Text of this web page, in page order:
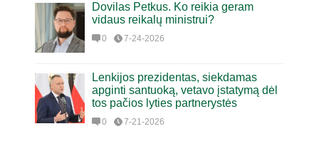
Dovilas Petkus. Ko reikia geram
vidaus reikalų ministrui?
0 7-24-2026
Lenkijos prezidentas, siekdamas
apginti santuoką, vetavo įstatymą dėl
tos pačios lyties partnerystės
0 7-21-2026